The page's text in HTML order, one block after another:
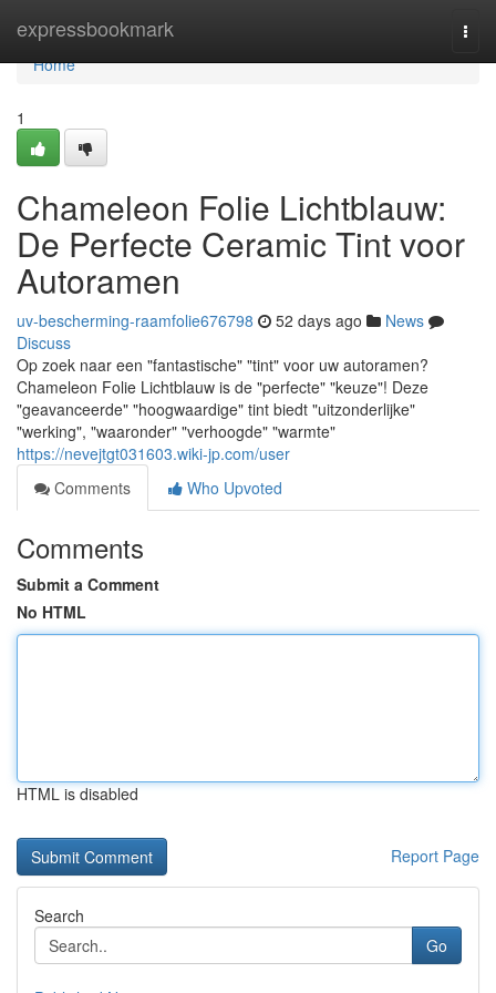
expressbookmark
Home
Home
1
Chameleon Folie Lichtblauw:
De Perfecte Ceramic Tint voor
Autoramen
uv-bescherming-raamfolie676798 52 days ago
News
Discuss
Op zoek naar een "fantastische" "tint" voor uw autoramen?
Chameleon Folie Lichtblauw is de "perfecte" "keuze"! Deze
"geavanceerde" "hoogwaardige" tint biedt "uitzonderlijke"
"werking", "waaronder" "verhoogde" "warmte"
https://nevejtgt031603.wiki-jp.com/user
Comments
Who Upvoted
Comments
Submit a Comment
No HTML
HTML is disabled
Report Page
Search
Go